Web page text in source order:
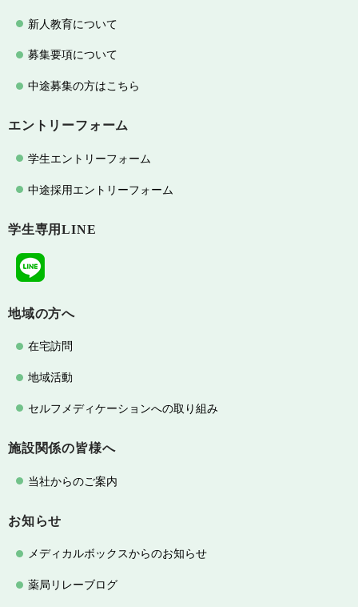
新人教育について
募集要項について
中途募集の方はこちら
エントリーフォーム
学生エントリーフォーム
中途採用エントリーフォーム
学生専用LINE
地域の方へ
在宅訪問
地域活動
セルフメディケーションへの取り組み
施設関係の皆様へ
当社からのご案内
お知らせ
メディカルボックスからのお知らせ
薬局リレーブログ